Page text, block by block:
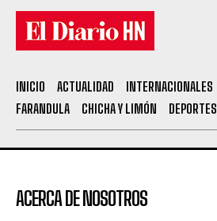
INICIO ACTUALIDAD INTERNACIONALES
FARANDULA
CHICHA Y LIMÓN DEPORTES
ACERCA DE NOSOTROS